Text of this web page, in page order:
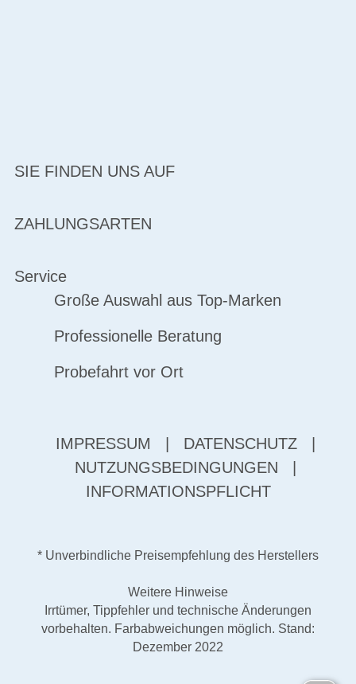
SIE FINDEN UNS AUF
ZAHLUNGSARTEN
Service
Große Auswahl aus Top-Marken
Professionelle Beratung
Probefahrt vor Ort
IMPRESSUM DATENSCHUTZ
NUTZUNGSBEDINGUNGEN
INFORMATIONSPFLICHT
* Unverbindliche Preisempfehlung des Herstellers
Weitere Hinweise
Irrtümer, Tippfehler und technische Änderungen
vorbehalten. Farbabweichungen möglich. Stand:
Dezember 2022